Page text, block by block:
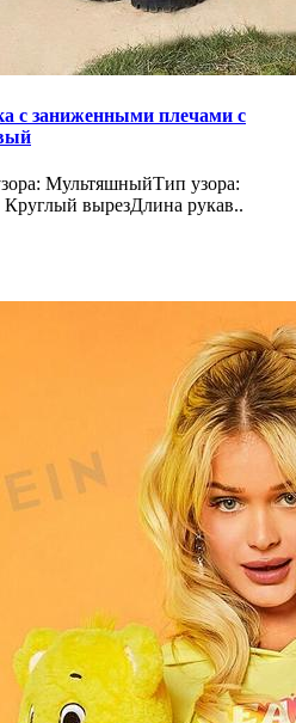
с заниженными плечами с
МультяшныйТип узора:
вырезДлина рукав..